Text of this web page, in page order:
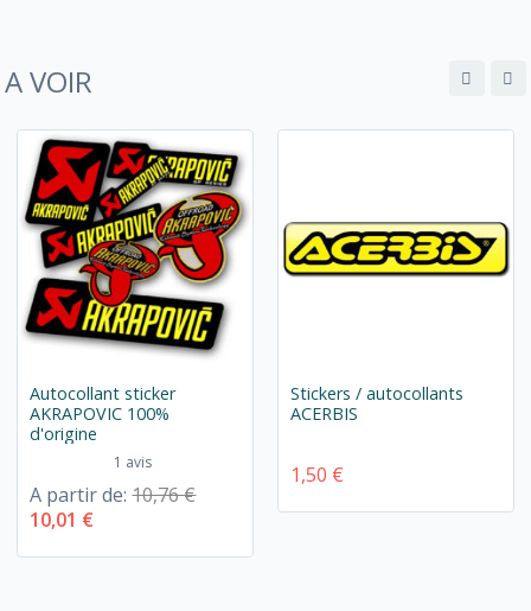
A VOIR
Autocollant sticker
AKRAPOVIC 100%
d'origine
1 avis
A partir de:10,76 €
10,01 €
Stickers / autocollants
ACERBIS
1,50 €